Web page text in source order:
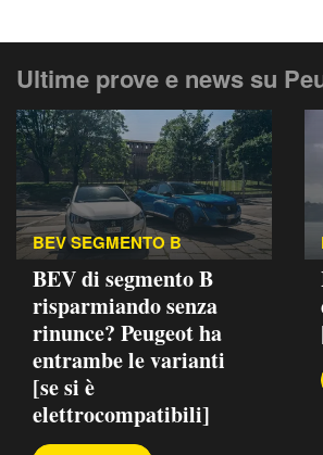
Ultime prove e news su
BEV SEGMENTO B
BEV di segmento B
risparmiando senza
rinunce? Peugeot ha
entrambe le varianti
[se si è
elettrocompatibili]